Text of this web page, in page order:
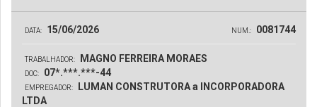
DATA: 15/06/2026 NUM.: 0081744
TRABALHADOR: MAGNO FERREIRA MORAES
DOC: 07*.***.***-44
EMPREGADOR:
LUMAN CONSTRUTORA a INCORPORADORA
LTDA